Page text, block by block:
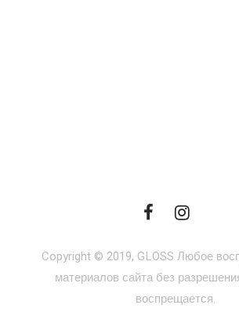
Copyright © 2019, GLOSS Любое
материалов сайта без
воспрещается.